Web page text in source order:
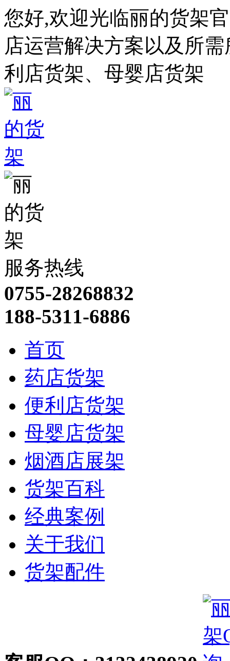
您好,欢迎光临丽的货架
店运营解决方案以及所
利店货架、母婴店货架
服务热线
0755-28268832
188-5311-6886
首页
药店货架
便利店货架
母婴店货架
烟酒店展架
货架百科
经典案例
关于我们
货架配件